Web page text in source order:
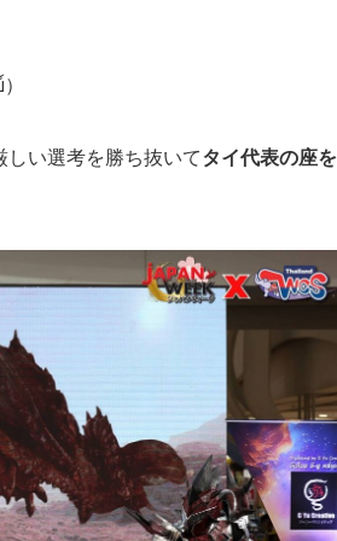
しい選考を勝ち抜いてタイ代表の座を